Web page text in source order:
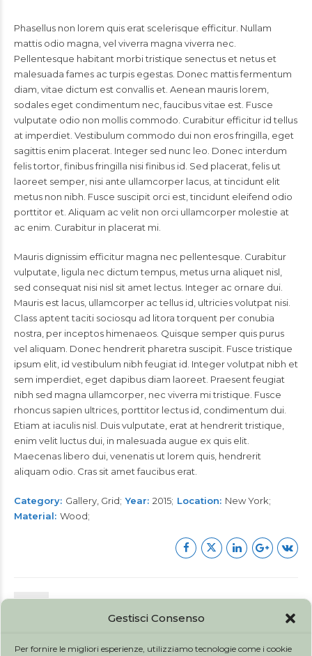
Gestisci Consenso
Per fornire le migliori esperienze, utilizziamo tecnologie come i cookie
Phasellus non lorem quis erat scelerisque efficitur. Nullam
mattis odio magna, vel viverra magna viverra nec.
Pellentesque habitant morbi tristique senectus et netus et
malesuada fames ac turpis egestas. Donec mattis fermentum
diam, vitae dictum est convallis et. Aenean mauris lorem,
sodales eget condimentum nec, faucibus vitae est. Fusce
vulputate odio non mollis commodo. Curabitur efficitur id tellus
at imperdiet. Vestibulum commodo dui non eros fringilla, eget
sagittis enim placerat. Integer sed nunc leo. Donec interdum
felis tortor, finibus fringilla nisi finibus id. Sed placerat, felis ut
laoreet semper, nisi ante ullamcorper lacus, at tincidunt elit
metus non nibh. Fusce suscipit orci est, tincidunt eleifend odio
porttitor et. Aliquam ac velit non orci ullamcorper molestie at
ac enim. Curabitur in placerat mi.
Mauris dignissim efficitur magna nec pellentesque. Curabitur
vulputate, ligula nec dictum tempus, metus urna aliquet nisl,
sed consequat nisi nisl sit amet lectus. Integer ac ornare dui.
Mauris est lacus, ullamcorper ac tellus id, ultricies volutpat nisi.
Class aptent taciti sociosqu ad litora torquent per conubia
nostra, per inceptos himenaeos. Quisque semper quis purus
vel aliquam. Donec hendrerit pharetra suscipit. Fusce tristique
ipsum elit, id vestibulum nibh feugiat id. Integer volutpat nibh et
sem imperdiet, eget dapibus diam laoreet. Praesent feugiat
nibh sed magna ullamcorper, nec viverra mi tristique. Fusce
rhoncus sapien ultrices, porttitor lectus id, condimentum dui.
Etiam at iaculis nisl. Duis vulputate, erat at hendrerit tristique,
enim velit luctus dui, in malesuada augue ex quis elit.
Maecenas libero dui, venenatis ut lorem quis, hendrerit
aliquam odio. Cras sit amet faucibus erat.
Category Gallery, Grid Year 2015 Location
New York
Material Wood
PRECEDENTE